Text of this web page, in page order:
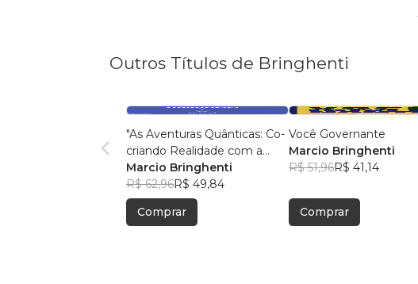
Outros Títulos de Bringhenti
"As Aventuras Quânticas: Co-
criando Realidade com a
Bíblia"
Marcio Bringhenti
R$ 62,96R$ 49,84
Comprar
Você Governante
Marcio Bringhenti
R$ 51,96R$ 41,14
Comprar